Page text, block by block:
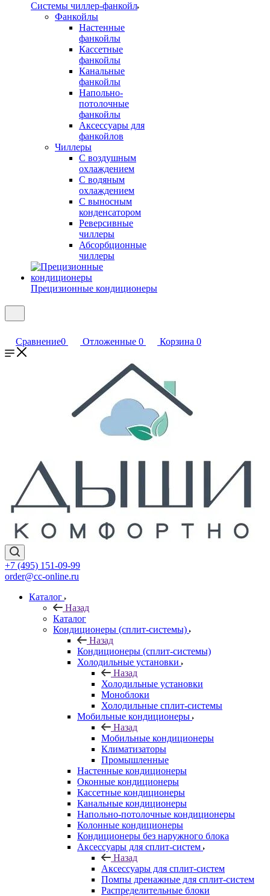
Системы чиллер-фанкойл
Фанкойлы
Настенные
фанкойлы
Кассетные
фанкойлы
Канальные
фанкойлы
Напольно-
потолочные
фанкойлы
Аксессуары для
фанкойлов
Чиллеры
С воздушным
охлаждением
С водяным
охлаждением
С выносным
конденсатором
Реверсивные
чиллеры
Абсорбционные
чиллеры
Прецизионные кондиционеры
Сравнение0 Отложенные 0 Корзина 0
+7 (495) 151-09-99
order@cc-online.ru
Каталог
Назад
Каталог
Кондиционеры (сплит-системы)
Назад
Кондиционеры (сплит-системы)
Холодильные установки
Назад
Холодильные установки
Моноблоки
Холодильные сплит-системы
Мобильные кондиционеры
Назад
Мобильные кондиционеры
Климатизаторы
Промышленные
Настенные кондиционеры
Оконные кондиционеры
Кассетные кондиционеры
Канальные кондиционеры
Напольно-потолочные кондиционеры
Колонные кондиционеры
Кондиционеры без наружного блока
Аксессуары для сплит-систем
Назад
Аксессуары для сплит-систем
Помпы дренажные для сплит-систем
Распределительные блоки